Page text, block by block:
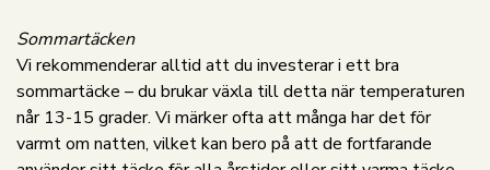
Sommartäcken
Vi rekommenderar alltid att du investerar i ett bra
sommartäcke – du brukar växla till detta när temperaturen
når 13-15 grader. Vi märker ofta att många har det för
varmt om natten, vilket kan bero på att de fortfarande